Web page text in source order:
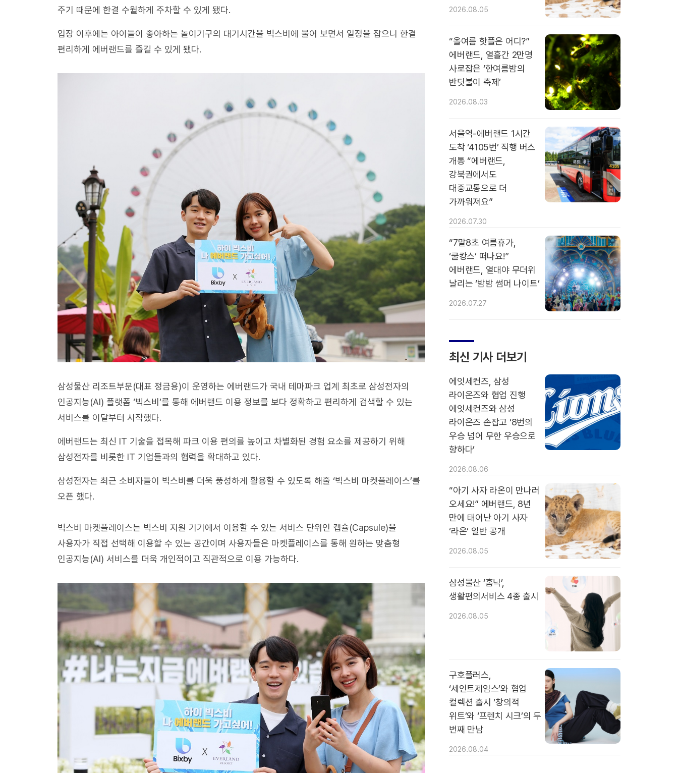
주기 때문에 한결 수월하게 주차할 수 있게 됐다.
입장 이후에는 아이들이 좋아하는 놀이기구의 대기시간을 빅스비에 물어 보면서 일정을 잡으니 한결
편리하게 에버랜드를 즐길 수 있게 됐다.
삼성물산 리조트부문(대표 정금용)이 운영하는 에버랜드가 국내 테마파크 업계 최초로 삼성전자의
인공지능(AI) 플랫폼 ‘빅스비’를 통해 에버랜드 이용 정보를 보다 정확하고 편리하게 검색할 수 있는
서비스를 이달부터 시작했다.
에버랜드는 최신 IT 기술을 접목해 파크 이용 편의를 높이고 차별화된 경험 요소를 제공하기 위해
삼성전자를 비롯한 IT 기업들과의 협력을 확대하고 있다.
삼성전자는 최근 소비자들이 빅스비를 더욱 풍성하게 활용할 수 있도록 해줄 ‘빅스비 마켓플레이스’를
오픈 했다.
빅스비 마켓플레이스는 빅스비 지원 기기에서 이용할 수 있는 서비스 단위인 캡슐(Capsule)을
사용자가 직접 선택해 이용할 수 있는 공간이며 사용자들은 마켓플레이스를 통해 원하는 맞춤형
인공지능(AI) 서비스를 더욱 개인적이고 직관적으로 이용 가능하다.
2026.08.05
“올여름 핫플은 어디?”
에버랜드, 열흘간 2만명
사로잡은 ‘한여름밤의
반딧불이 축제’
2026.08.03
서울역-에버랜드 1시간
도착 ‘4105번’ 직행 버스
개통 “에버랜드,
강북권에서도
대중교통으로 더
가까워져요”
2026.07.30
“7말8초 여름휴가,
‘쿨캉스’ 떠나요!”
에버랜드, 열대야 무더위
날리는 ‘밤밤 썸머 나이트’
2026.07.27
최신 기사 더보기
에잇세컨즈, 삼성
라이온즈와 협업 진행
에잇세컨즈와 삼성
라이온즈 손잡고 ‘8번의
우승 넘어 무한 우승으로
향하다’
2026.08.06
“아기 사자 라온이 만나러
오세요!” 에버랜드, 8년
만에 태어난 아기 사자
‘라온’ 일반 공개
2026.08.05
삼성물산 ‘홈닉’,
생활편의서비스 4종 출시
2026.08.05
구호플러스,
‘세인트제임스’와 협업
컬렉션 출시 ‘창의적
위트’와 ‘프렌치 시크’의 두
번째 만남
2026.08.04